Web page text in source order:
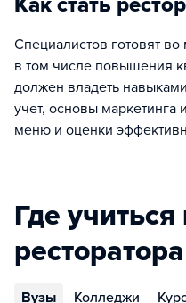
Специалистов готовят
в том числе повышения
должен владеть
учет, основы маркетинга
меню и оценки
Где учиться
ресторатора
Вузы Колледжи